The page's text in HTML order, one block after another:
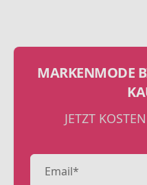
MARKENMODE
JETZT